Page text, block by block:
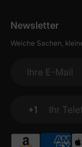
Newsletter
Weiche Sachen,
Ihre E-Mail
+1
Ihr Telefon